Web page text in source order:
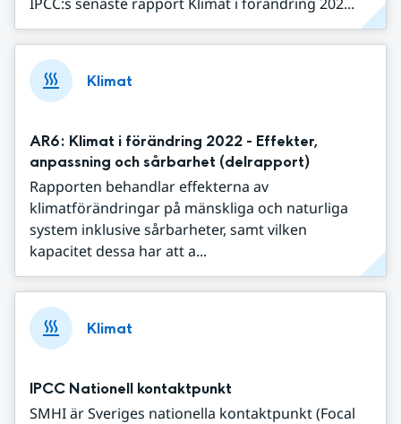
Klimat
AR6: Klimat i förändring 2022 - Effekter,
anpassning och sårbarhet (delrapport)
Rapporten behandlar effekterna av
klimatförändringar på mänskliga och naturliga
system inklusive sårbarheter, samt vilken
kapacitet dessa har att a...
Klimat
IPCC Nationell kontaktpunkt
SMHI är Sveriges nationella kontaktpunkt (Focal